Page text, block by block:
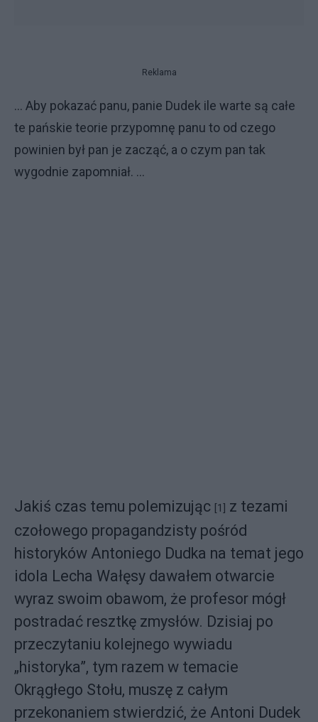
Reklama
… Aby pokazać panu, panie Dudek ile warte są całe
te pańskie teorie przypomnę panu to od czego
powinien był pan je zacząć, a o czym pan tak
wygodnie zapomniał. …
Jakiś czas temu polemizując [1] z tezami
czołowego propagandzisty pośród
historyków Antoniego Dudka na temat jego
idola Lecha Wałęsy dawałem otwarcie
wyraz swoim obawom, że profesor mógł
postradać resztkę zmysłów. Dzisiaj po
przeczytaniu kolejnego wywiadu
„historyka”, tym razem w temacie
Okrągłego Stołu, muszę z całym
przekonaniem stwierdzić, że Antoni Dudek